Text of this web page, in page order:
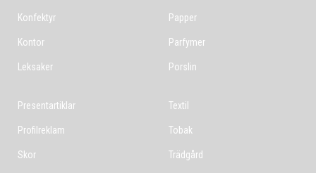
Konfektyr
Kontor
Leksaker
Papper
Parfymer
Porslin
Presentartiklar
Profilreklam
Skor
Textil
Tobak
Trädgård